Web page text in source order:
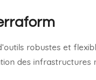
robustes et
des infrastructures